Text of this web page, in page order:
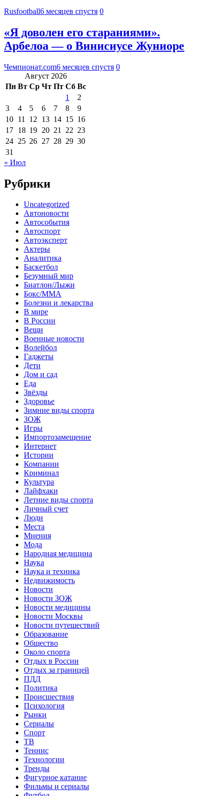
Rusfootball6 месяцев спустя 0
«Я доволен его стараниями».
Арбелоа — о Винисиусе Жуниоре
Чемпионат.com6 месяцев спустя 0
Август 2026
Пн Вт Ср Чт Пт Сб Вс
1
2
3
4 5 6 7 8
9
10 11 12 13 14 15 16
17 18 19 20 21 22 23
24 25 26 27 28 29 30
31
« Июл
Рубрики
Uncategorized
Автоновости
Автособытия
Автоспорт
Автоэксперт
Актеры
Аналитика
Баскетбол
Безумный мир
Биатлон/Лыжи
Бокс/MMA
Болезни и лекарства
В мире
В России
Вещи
Военные новости
Волейбол
Гаджеты
Дети
Дом и сад
Еда
Звёзды
Здоровье
Зимние виды спорта
ЗОЖ
Игры
Импортозамещение
Интернет
Истории
Компании
Криминал
Культура
Лайфхаки
Летние виды спорта
Личный счет
Люди
Места
Мнения
Мода
Народная медицина
Наука
Наука и техника
Недвижимость
Новости
Новости ЗОЖ
Новости медицины
Новости Москвы
Новости путешествий
Образование
Общество
Около спорта
Отдых в России
Отдых за границей
ПДД
Политика
Происшествия
Психология
Рынки
Сериалы
Спорт
ТВ
Теннис
Технологии
Тренды
Фигурное катание
Фильмы и сериалы